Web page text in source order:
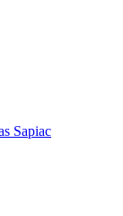
Sapiac